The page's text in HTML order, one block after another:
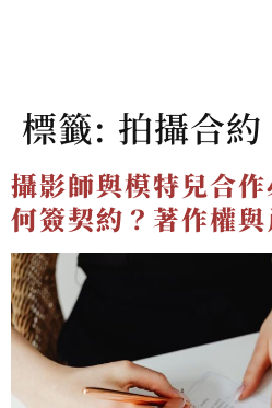
標籤: 拍攝合約
攝影師與模特兒合
何簽契約？著作權